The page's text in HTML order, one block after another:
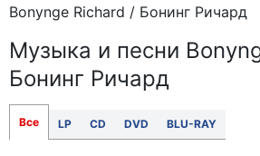
Bonynge Richard / Бонинг Ричард
Музыка и песни
Бонинг Ричард
Все LP CD DVD BLU-RAY